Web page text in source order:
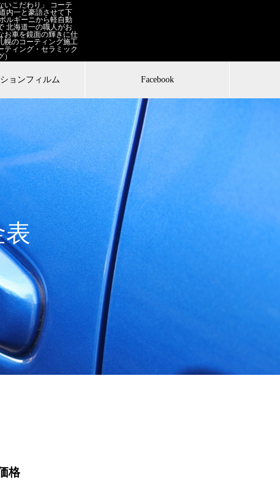
いこだわり」 コーテ
内一と豪語させて下
ルギーニから軽自動
北海道一の職人がお
お車を鏡面の輝きに仕
幌のコーティング施工
ティング・セラミック
ョンフィルム Facebook
格